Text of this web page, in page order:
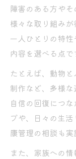
障害のある方やそ
様々な取り組み
一人ひとりの特
内容を選べる点で
たとえば、動物
制作など、多様
自信の回復につ
プや、日々の生
康管理の相談も実
また、家族への